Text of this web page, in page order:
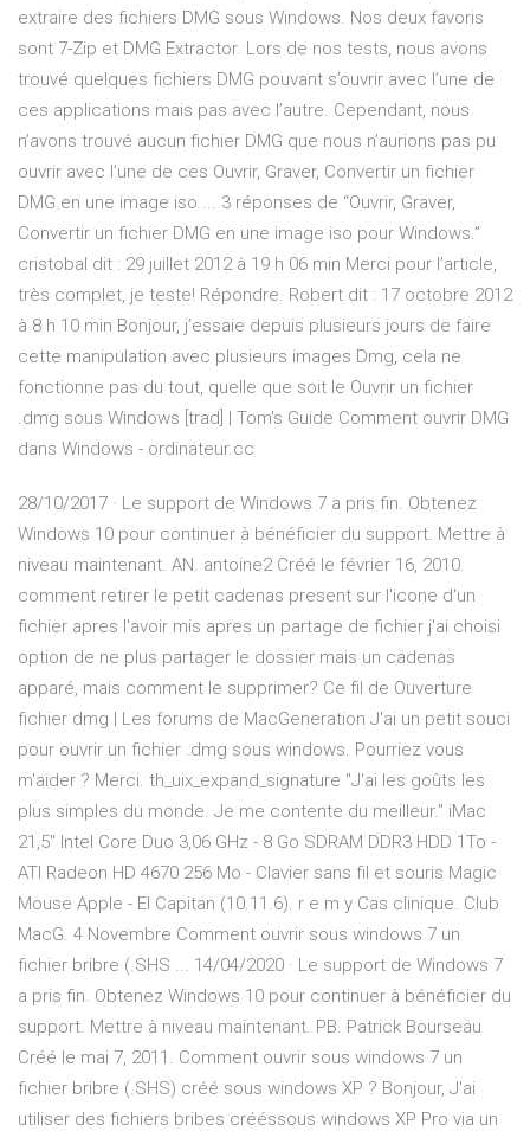
extraire des fichiers DMG sous Windows. Nos deux favoris
sont 7-Zip et DMG Extractor. Lors de nos tests, nous avons
trouvé quelques fichiers DMG pouvant s’ouvrir avec l’une de
ces applications mais pas avec l’autre. Cependant, nous
n’avons trouvé aucun fichier DMG que nous n’aurions pas pu
ouvrir avec l’une de ces Ouvrir, Graver, Convertir un fichier
DMG en une image iso ... 3 réponses de “Ouvrir, Graver,
Convertir un fichier DMG en une image iso pour Windows.”
cristobal dit : 29 juillet 2012 à 19 h 06 min Merci pour l’article,
très complet, je teste! Répondre. Robert dit : 17 octobre 2012
à 8 h 10 min Bonjour, j’essaie depuis plusieurs jours de faire
cette manipulation avec plusieurs images Dmg, cela ne
fonctionne pas du tout, quelle que soit le Ouvrir un fichier
.dmg sous Windows [trad] | Tom's Guide Comment ouvrir DMG
dans Windows - ordinateur.cc
28/10/2017 · Le support de Windows 7 a pris fin. Obtenez
Windows 10 pour continuer à bénéficier du support. Mettre à
niveau maintenant. AN. antoine2 Créé le février 16, 2010.
comment retirer le petit cadenas present sur l'icone d'un
fichier apres l'avoir mis apres un partage de fichier j'ai choisi
option de ne plus partager le dossier mais un cadenas
apparé, mais comment le supprimer? Ce fil de Ouverture
fichier dmg | Les forums de MacGeneration J'ai un petit souci
pour ouvrir un fichier .dmg sous windows. Pourriez vous
m'aider ? Merci. th_uix_expand_signature "J'ai les goûts les
plus simples du monde. Je me contente du meilleur." iMac
21,5'' Intel Core Duo 3,06 GHz - 8 Go SDRAM DDR3 HDD 1To -
ATI Radeon HD 4670 256 Mo - Clavier sans fil et souris Magic
Mouse Apple - El Capitan (10.11.6). r e m y Cas clinique. Club
MacG. 4 Novembre Comment ouvrir sous windows 7 un
fichier bribre (.SHS ... 14/04/2020 · Le support de Windows 7
a pris fin. Obtenez Windows 10 pour continuer à bénéficier du
support. Mettre à niveau maintenant. PB. Patrick Bourseau
Créé le mai 7, 2011. Comment ouvrir sous windows 7 un
fichier bribre (.SHS) créé sous windows XP ? Bonjour, J'ai
utiliser des fichiers bribes crééssous windows XP Pro via un